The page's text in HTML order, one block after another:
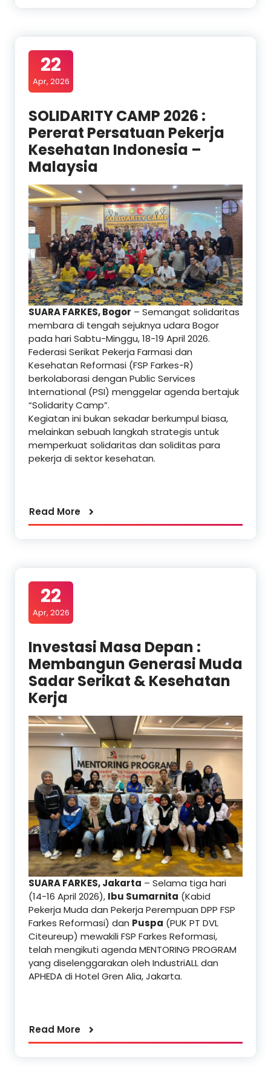
22
Apr, 2026
SOLIDARITY CAMP 2026 :
Pererat Persatuan Pekerja
Kesehatan Indonesia –
Malaysia
SUARA FARKES, Bogor – Semangat solidaritas
membara di tengah sejuknya udara Bogor
pada hari Sabtu-Minggu, 18-19 April 2026.
Federasi Serikat Pekerja Farmasi dan
Kesehatan Reformasi (FSP Farkes-R)
berkolaborasi dengan Public Services
International (PSI) menggelar agenda bertajuk
“Solidarity Camp”.
​Kegiatan ini bukan sekadar berkumpul biasa,
melainkan sebuah langkah strategis untuk
memperkuat solidaritas dan soliditas para
pekerja di sektor kesehatan.
Read More
22
Apr, 2026
Investasi Masa Depan :
Membangun Generasi Muda
Sadar Serikat & Kesehatan
Kerja
SUARA FARKES, Jakarta – Selama tiga hari
(14-16 April 2026), Ibu Sumarnita (Kabid
Pekerja Muda dan Pekerja Perempuan DPP FSP
Farkes Reformasi) dan Puspa (PUK PT DVL
Citeureup) mewakili FSP Farkes Reformasi,
telah mengikuti agenda MENTORING PROGRAM
yang diselenggarakan oleh IndustriALL dan
APHEDA di Hotel Gren Alia, Jakarta.
Read More